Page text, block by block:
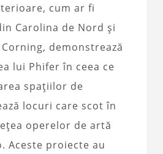
cum ar fi
Carolina de Nord și
demonstrează
lui Phifer în ceea ce
spațiilor de
locuri care scot în
operelor de artă
Aceste proiecte au